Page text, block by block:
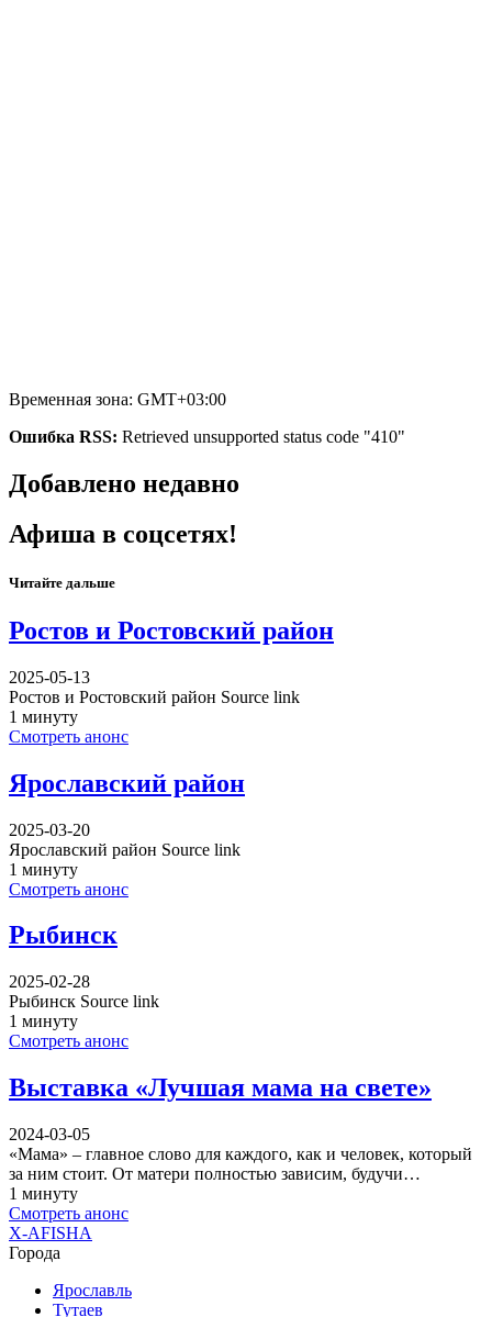
Временная зона: GMT+03:00
Ошибка RSS: Retrieved unsupported status code "410"
Добавлено недавно
Афиша в соцсетях!
Читайте дальше
Ростов и Ростовский район
2025-05-13
Ростов и Ростовский район Source link
1 минуту
Смотреть анонс
Ярославский район
2025-03-20
Ярославский район Source link
1 минуту
Смотреть анонс
Рыбинск
2025-02-28
Рыбинск Source link
1 минуту
Смотреть анонс
Выставка «Лучшая мама на свете»
2024-03-05
«Мама» – главное слово для каждого, как и человек, который
за ним стоит. От матери полностью зависим, будучи…
1 минуту
Смотреть анонс
X-AFISHA
Города
Ярославль
Тутаев